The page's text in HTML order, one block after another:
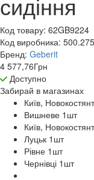
Код товару: 62GB9224
Код виробника:
Бренд: Geberit
4 577,76Грн
Доступно
Забирай в магазинах
Київ,
Вишневе 1 шт
Київ,
Луцьк 1 шт
Рівне 1 шт
Чернівці 1 шт